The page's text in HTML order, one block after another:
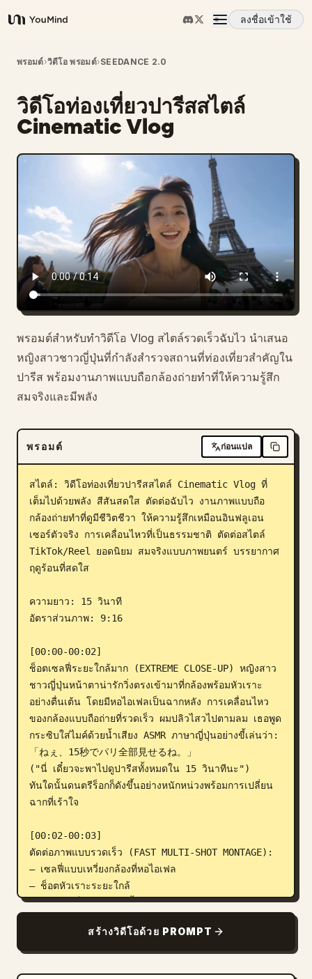
YouMind
ลงชื่อเข้าใช้
ภาพรวม
กรณีการใช้งาน
ทักษะ
ราคา
ดาวน์โหลด
บล็อก
อัปเดต
พรอมต์›วิดีโอ พรอมต์›SEEDANCE 2.0
วิดีโอท่องเที่ยวปารีสสไตล์
Cinematic Vlog
พรอมต์สำหรับทำวิดีโอ Vlog สไตล์รวดเร็วฉับไว นำเสนอ
หญิงสาวชาวญี่ปุ่นที่กำลังสำรวจสถานที่ท่องเที่ยวสำคัญใน
ปารีส พร้อมงานภาพแบบถือกล้องถ่ายทำที่ให้ความรู้สึก
สมจริงและมีพลัง
พรอมต์ ก่อนแปล
สไตล์: วิดีโอท่องเที่ยวปารีสสไตล์ Cinematic Vlog ที่
เต็มไปด้วยพลัง สีสันสดใส ตัดต่อฉับไว งานภาพแบบถือ
กล้องถ่ายทำที่ดูมีชีวิตชีวา ให้ความรู้สึกเหมือนอินฟลูเอน
เซอร์ตัวจริง การเคลื่อนไหวที่เป็นธรรมชาติ ตัดต่อสไตล์
TikTok/Reel ยอดนิยม สมจริงแบบภาพยนตร์ บรรยากาศ
ฤดูร้อนที่สดใส
ความยาว: 15 วินาที
อัตราส่วนภาพ: 9:16
[00:00-00:02]
ช็อตเซลฟี่ระยะใกล้มาก (EXTREME CLOSE-UP) หญิงสาว
ชาวญี่ปุ่นหน้าตาน่ารักวิ่งตรงเข้ามาที่กล้องพร้อมหัวเราะ
อย่างตื่นเต้น โดยมีหอไอเฟลเป็นฉากหลัง การเคลื่อนไหว
ของกล้องแบบถือถ่ายที่รวดเร็ว ผมปลิวไสวไปตามลม เธอพูด
กระซิบใส่ไมค์ด้วยน้ำเสียง ASMR ภาษาญี่ปุ่นอย่างขี้เล่นว่า:
「ねぇ、15秒でパリ全部見せるね。」
("นี่ เดี๋ยวจะพาไปดูปารีสทั้งหมดใน 15 วินาทีนะ")
ทันใดนั้นดนตรีร็อกก็ดังขึ้นอย่างหนักหน่วงพร้อมการเปลี่ยน
ฉากที่เร้าใจ
[00:02-00:03]
ตัดต่อภาพแบบรวดเร็ว (FAST MULTI-SHOT MONTAGE):
— เซลฟี่แบบเหวี่ยงกล้องที่หอไอเฟล
— ช็อตหัวเราะระยะใกล้
— หมุนตัวเร็วๆ ข้างแม่น้ำแซน
จังหวะดนตรีร็อกหนักๆ ที่เข้ากับจังหวะการตัดต่อได้อย่าง
สมบูรณ์แบบ
สร้างวิดีโอด้วย PROMPT